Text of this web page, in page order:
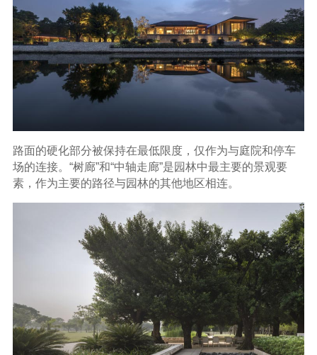
路面的硬化部分被保持在最低限度，仅作为与庭院和停车
场的连接。“树廊”和“中轴走廊”是园林中最主要的景观要
素，作为主要的路径与园林的其他地区相连。